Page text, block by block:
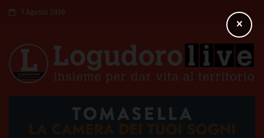
7 Agosto 2026
×